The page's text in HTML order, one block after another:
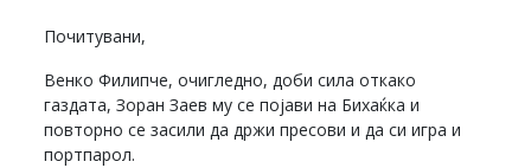
Почитувани,
Венко Филипче, очигледно, доби сила откако
газдата, Зоран Заев му се појави на Бихаќка и
повторно се засили да држи пресови и да си игра и
портпарол.